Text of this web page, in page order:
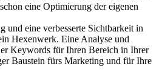
eine Optimierung der eigenen
und eine verbesserte Sichtbarkeit in
Hexenwerk. Eine Analyse und
Keywords für Ihren Bereich in Ihrer
Baustein fürs Marketing und für Ihre